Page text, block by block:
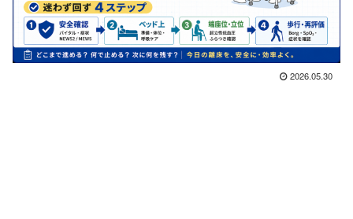
2026.05.30